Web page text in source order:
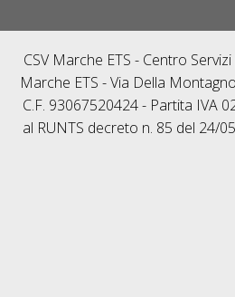
CSV Marche ETS - Centro
Marche ETS - Via Della
C.F. 93067520424 - Partita IVA
al RUNTS decreto n. 85 del 24/